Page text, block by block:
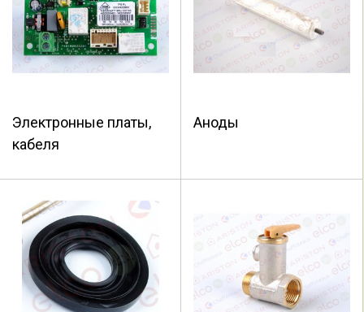
Электронные платы,
кабеля
Аноды